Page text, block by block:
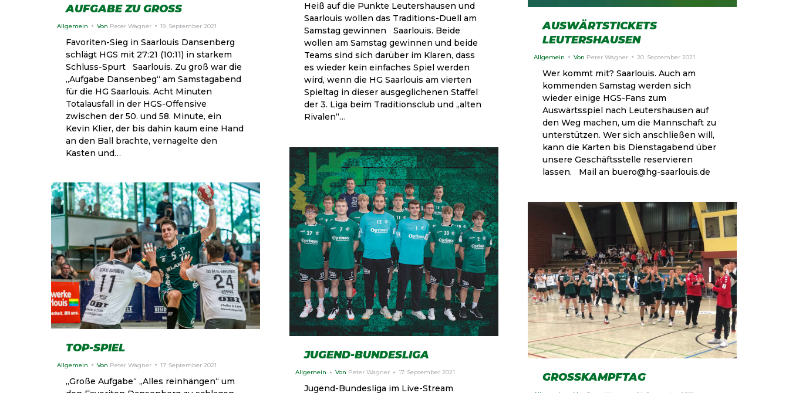
Heiß auf die Punkte Leutershausen und
Saarlouis wollen das Traditions-Duell am
Samstag gewinnen Saarlouis. Beide
wollen am Samstag gewinnen und beide
Teams sind sich darüber im Klaren, dass
es wieder kein einfaches Spiel werden
wird, wenn die HG Saarlouis am vierten
Spieltag in dieser ausgeglichenen Staffel
der 3. Liga beim Traditionsclub und „alten
Rivalen“…
AUSWÄRTSTICKETS
LEUTERSHAUSEN
Allgemein Von Peter Wagner 20. September 2021
Wer kommt mit? Saarlouis. Auch am
kommenden Samstag werden sich
wieder einige HGS-Fans zum
Auswärtsspiel nach Leutershausen auf
den Weg machen, um die Mannschaft zu
unterstützen. Wer sich anschließen will,
kann die Karten bis Dienstagabend über
unsere Geschäftsstelle reservieren
lassen. Mail an buero@hg-saarlouis.de
AUFGABE ZU GROSS
Allgemein Von Peter Wagner 19. September 2021
Favoriten-Sieg in Saarlouis Dansenberg
schlägt HGS mit 27:21 (10:11) in starkem
Schluss-Spurt Saarlouis. Zu groß war die
„Aufgabe Dansenbeg“ am Samstagabend
für die HG Saarlouis. Acht Minuten
Totalausfall in der HGS-Offensive
zwischen der 50. und 58. Minute, ein
Kevin Klier, der bis dahin kaum eine Hand
an den Ball brachte, vernagelte den
Kasten und…
JUGEND-BUNDESLIGA
Allgemein Von Peter Wagner 17. September 2021
Jugend-Bundesliga im Live-Stream
TOP-SPIEL
Allgemein Von Peter Wagner 17. September 2021
„Große Aufgabe“ „Alles reinhängen“ um
GROSSKAMPFTAG